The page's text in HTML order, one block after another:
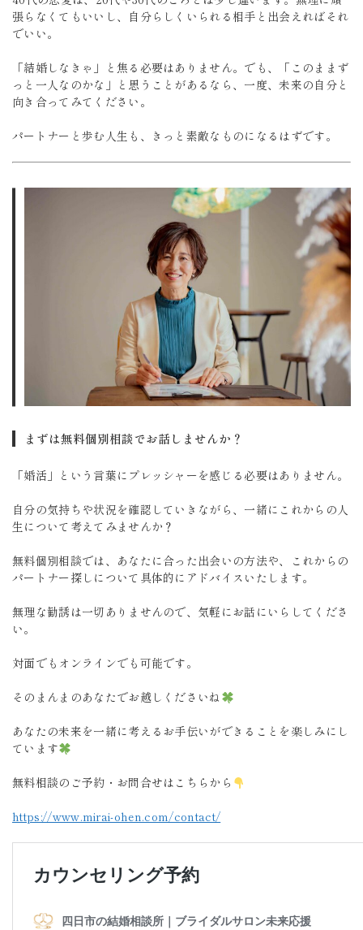
張らなくてもいいし、自分らしくいられる相手と出会えればそれ
でいい。
「結婚しなきゃ」と焦る必要はありません。でも、「このままず
っと一人なのかな」と思うことがあるなら、一度、未来の自分と
向き合ってみてください。
パートナーと歩む人生も、きっと素敵なものになるはずです。
まずは無料個別相談でお話しませんか？
「婚活」という言葉にプレッシャーを感じる必要はありません。
自分の気持ちや状況を確認していきながら、一緒にこれからの人
生について考えてみませんか？
無料個別相談では、あなたに合った出会いの方法や、これからの
パートナー探しについて具体的にアドバイスいたします。
無理な勧誘は一切ありませんので、気軽にお話にいらしてくださ
い。
対面でもオンラインでも可能です。
そのまんまのあなたでお越しくださいね
あなたの未来を一緒に考えるお手伝いができることを楽しみにし
ています
無料相談のご予約・お問合せはこちらから
https://www.mirai-ohen.com/contact/